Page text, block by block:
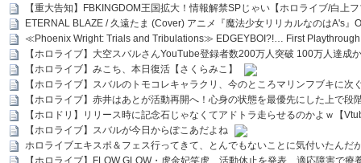
【重大告知】FBKINGDOM王国拡大！情報解禁SPじゃい【ホロライブ/白上
ETERNAL BLAZE / 久遠たま (Cover) アニメ『魔法少女リリカルなのはA's』
≪Phoenix Wright: Trials and Tribulations≫ EDGEYBOI?!… First
【ホロライブ】大空スバルさんYouTube登録者数200万人突破 100万人達成
【ホロライブ】みこち、本日復活【さくらみこ】
【ホロライブ】スバルのトモコレキャラクリ、今のところマリンフブキに
【ホロライブ】赤井はあとが活動再開へ！心身の状態を最優先にした上で段
【ホロドリ】リリース時に記念石じゃなくてアドトラ走らせるのかよｗ【
【ホロライブ】スバルが今日からぽこあだよね
ホロライブエキスポ＆フェス行ってきて、とんでもないことに気付いたんだ
【ホロライブ】FLOW GLOW・虎金妃笑虎、活動休止を発表 適応障害で療